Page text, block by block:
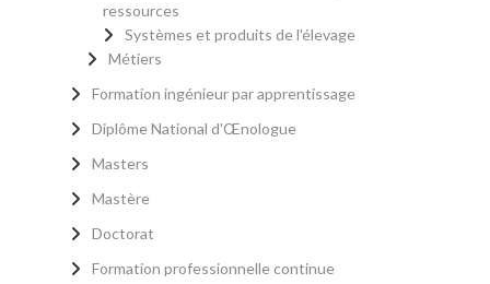
ressources
Systèmes et produits de l'élevage
Métiers
Formation ingénieur par apprentissage
Diplôme National d'Œnologue
Masters
Mastère
Doctorat
Formation professionnelle continue